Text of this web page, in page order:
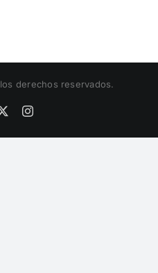
derechos reservados.
Instagram